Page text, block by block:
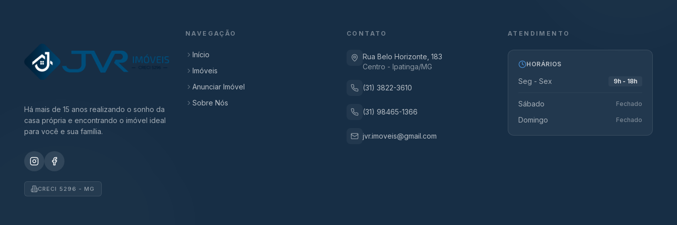
Há mais de 15 anos realizando o sonho da
casa própria e encontrando o imóvel ideal
para você e sua família.
CRECI 5296 - MG
NAVEGAÇÃO
Início
Imóveis
Anunciar Imóvel
Sobre Nós
CONTATO
Rua Belo Horizonte, 183
Centro - Ipatinga/MG
(31) 3822-3610
(31) 98465-1366
jvr.imoveis@gmail.com
ATENDIMENTO
HORÁRIOS
Seg - Sex 9h - 18h
Sábado Fechado
Domingo Fechado